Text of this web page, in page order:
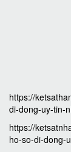
https://
di-dong-uy-tin-
https://
ho-so-di-dong-